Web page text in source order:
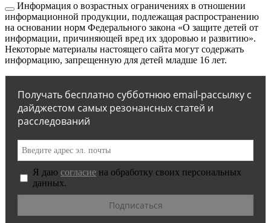
Информация о возрастных ограничениях в отношении
информационной продукции, подлежащая распространению
на основании норм Федерального закона «О защите детей от
информации, причиняющей вред их здоровью и развитию».
Некоторые материалы настоящего сайта могут содержать
информацию, запрещенную для детей младше 16 лет.
Получать бесплатно субботнюю email-рассылку с
дайджестом самых резонансных статей и
расследований
Я даю согласие на обработку своих персональных
данных.